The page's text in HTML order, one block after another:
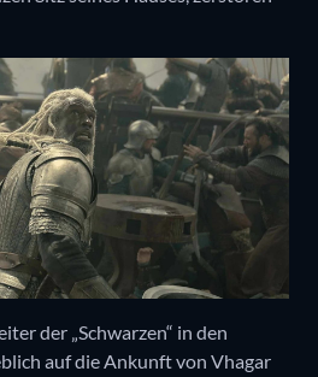
der „Schwarzen“ in den
auf die Ankunft von Vhagar